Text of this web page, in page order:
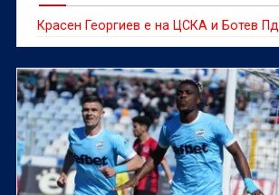
Красен Георгиев е на ЦСКА и Ботев Пд